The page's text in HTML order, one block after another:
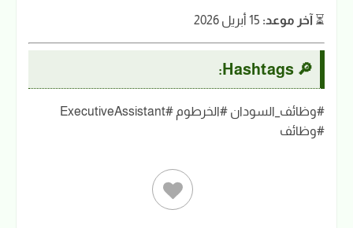
⏳ آخر موعد:
🔎 Hashtags:
#وظائف_السودان #الخرطوم #ExecutiveAssistant
#وظائف